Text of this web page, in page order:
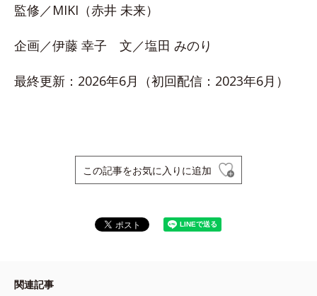
監修／MIKI（赤井 未来）
企画／伊藤 幸子 文／塩田 みのり
最終更新：2026年6月（初回配信：2023年6月）
この記事をお気に入りに追加
関連記事